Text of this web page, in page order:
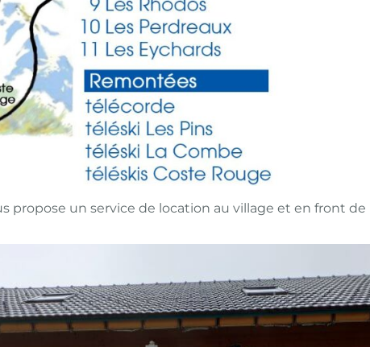
propose un service de location au village et en front de